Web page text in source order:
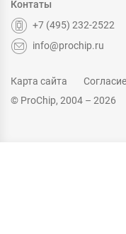
Контаты
+7 (495) 232-2522
info@prochip.ru
Карта сайта
© ProChip, 2004 – 2026